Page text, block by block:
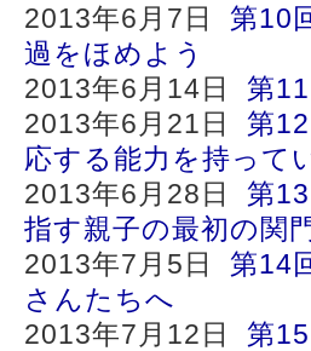
2013年6月7日 第10
過をほめよう
2013年6月14日 第
2013年6月21日 第
応する能力を持って
2013年6月28日 第
指す親子の最初の関
2013年7月5日 第14
さんたちへ
2013年7月12日 第